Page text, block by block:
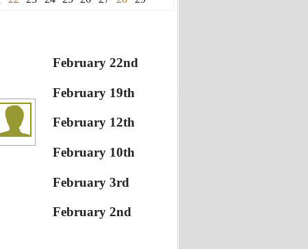
February 22nd
February 19th
February 12th
February 10th
February 3rd
February 2nd